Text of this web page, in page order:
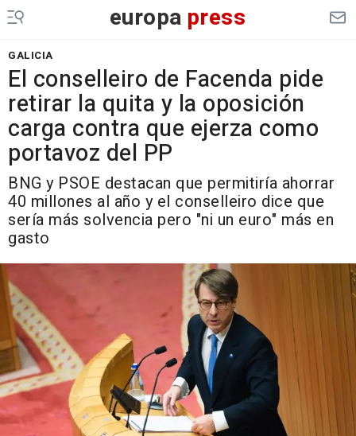
europa press
GALICIA
El conselleiro de Facenda pide
retirar la quita y la oposición
carga contra que ejerza como
portavoz del PP
BNG y PSOE destacan que permitiría ahorrar
40 millones al año y el conselleiro dice que
sería más solvencia pero "ni un euro" más en
gasto